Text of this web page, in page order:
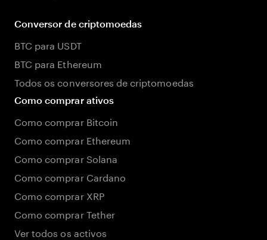
Conversor de criptomoedas
BTC para USDT
BTC para Ethereum
Todos os conversores de criptomoedas
Como comprar ativos
Como comprar Bitcoin
Como comprar Ethereum
Como comprar Solana
Como comprar Cardano
Como comprar XRP
Como comprar Tether
Ver todos os activos